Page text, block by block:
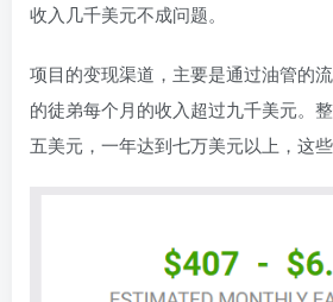
收入几千美元不成问题。
项目的变现渠道，主要是通过油管的
的徒弟每个月的收入超过九千美元。
五美元，一年达到七万美元以上，这些